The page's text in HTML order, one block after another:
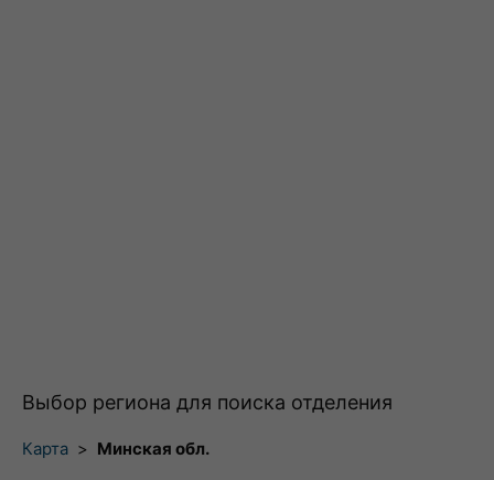
Выбор региона для поиска отделения
Карта > Минская обл.